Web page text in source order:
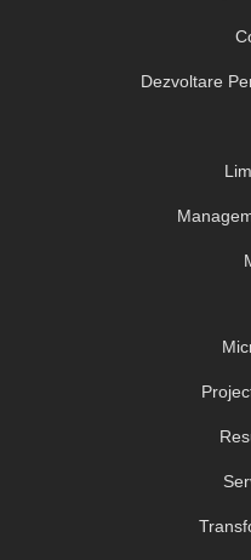
Dezvoltare